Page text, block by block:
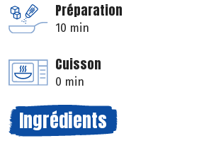
Préparation
10 min
Cuisson
0 min
Ingrédients